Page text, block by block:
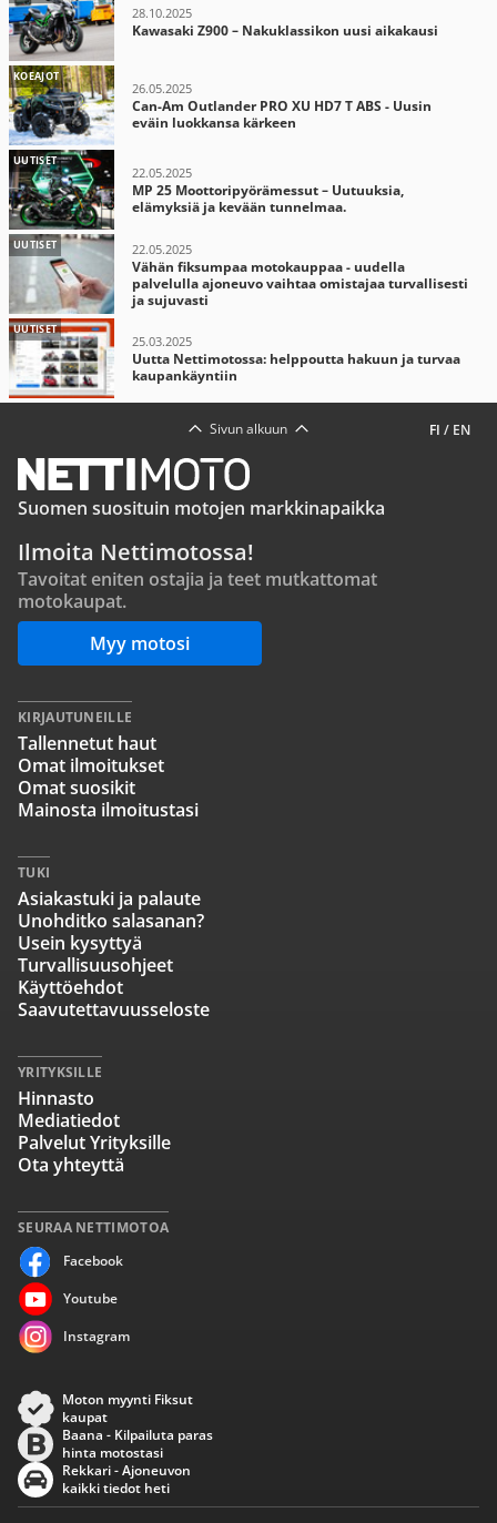
28.10.2025
Kawasaki Z900 – Nakuklassikon uusi aikakausi
KOEAJOT
26.05.2025
Can-Am Outlander PRO XU HD7 T ABS - Uusin
eväin luokkansa kärkeen
UUTISET
22.05.2025
MP 25 Moottoripyörämessut – Uutuuksia,
elämyksiä ja kevään tunnelmaa.
UUTISET 22.05.2025
Vähän fiksumpaa motokauppaa - uudella
palvelulla ajoneuvo vaihtaa omistajaa turvallisesti
ja sujuvasti
UUTISET
25.03.2025
Uutta Nettimotossa: helppoutta hakuun ja turvaa
kaupankäyntiin
FI / EN
Sivun alkuun
Suomen suosituin motojen markkinapaikka
Ilmoita Nettimotossa!
Tavoitat eniten ostajia ja teet mutkattomat
motokaupat.
Myy motosi
SEURAA NETTIMOTOA
Facebook
Youtube
Instagram
KIRJAUTUNEILLE
Tallennetut haut
Omat ilmoitukset
Omat suosikit
Mainosta ilmoitustasi
TUKI
Asiakastuki ja palaute
Unohditko salasanan?
Usein kysyttyä
Turvallisuusohjeet
Käyttöehdot
Saavutettavuusseloste
YRITYKSILLE
Hinnasto
Mediatiedot
Palvelut Yrityksille
Ota yhteyttä
Moton myynti Fiksut
kaupat
Baana - Kilpailuta paras
hinta motostasi
Rekkari - Ajoneuvon
kaikki tiedot heti